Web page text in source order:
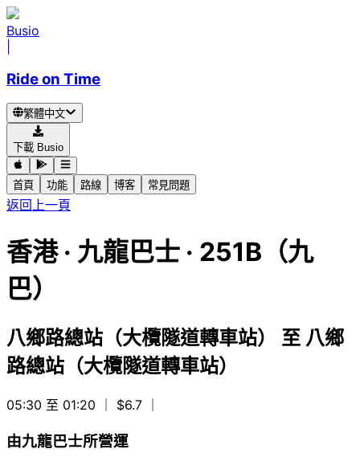
Busio
Ride on Time
繁體中文
下載 Busio
首頁 功能 路線 博客 常見問題
返回上一頁
香港· 九龍巴士 · 251B（九
巴）
八鄉路總站（大欖隧道轉車站） 至 八鄉
路總站（大欖隧道轉車站）
05:30 至 01:20 ｜ $6.7
由九龍巴士所營運